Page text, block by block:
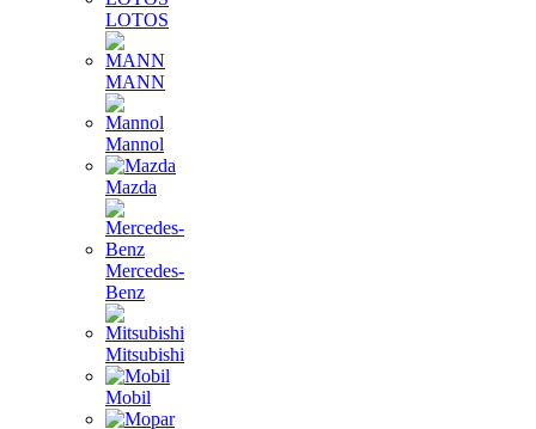
LOTOS
MANN
Mannol
Mazda
Mercedes-
Benz
Mitsubishi
Mobil